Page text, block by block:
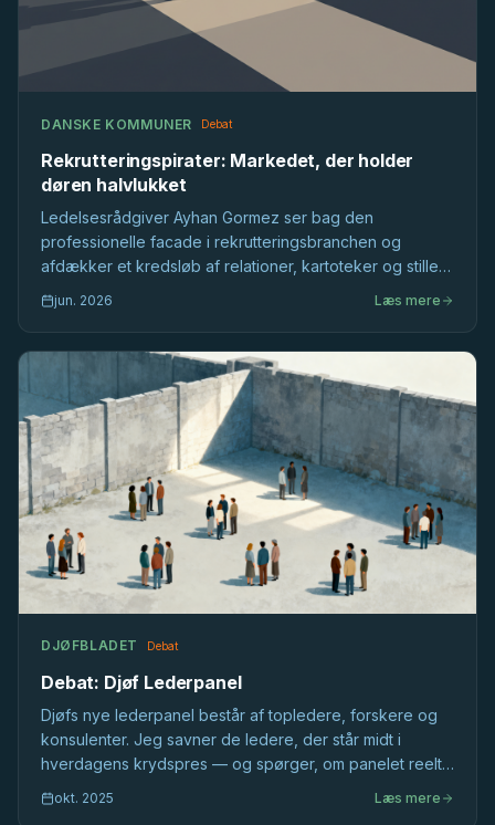
DANSKE KOMMUNER Debat
Rekrutteringspirater: Markedet, der holder
døren halvlukket
Ledelsesrådgiver Ayhan Gormez ser bag den
professionelle facade i rekrutteringsbranchen og
afdækker et kredsløb af relationer, kartoteker og stille
selektion, der former det offentlige ledelsesmarked,
længe før stillingsopslaget bliver skrevet.
jun. 2026 Læs mere
DJØFBLADET Debat
Debat: Djøf Lederpanel
Djøfs nye lederpanel består af topledere, forskere og
konsulenter. Jeg savner de ledere, der står midt i
hverdagens krydspres — og spørger, om panelet reelt
inddrager eller blot bekræfter det, vi allerede ved.
okt. 2025 Læs mere